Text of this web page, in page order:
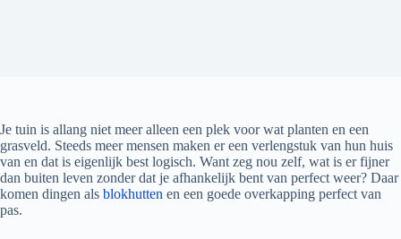
Je tuin is allang niet meer alleen een plek voor wat planten en een
grasveld. Steeds meer mensen maken er een verlengstuk van hun huis
van en dat is eigenlijk best logisch. Want zeg nou zelf, wat is er fijner
dan buiten leven zonder dat je afhankelijk bent van perfect weer? Daar
komen dingen als blokhutten en een goede overkapping perfect van
pas.